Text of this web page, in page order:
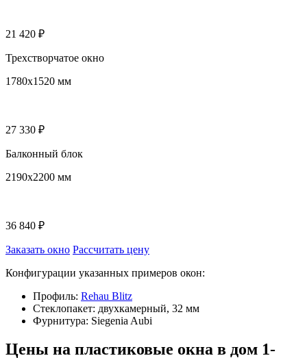
21 420 ₽
Трехстворчатое окно
1780х1520 мм
27 330 ₽
Балконный блок
2190x2200 мм
36 840 ₽
Заказать окно Рассчитать цену
Конфигурации указанных примеров окон:
Профиль: Rehau Blitz
Стеклопакет: двухкамерный, 32 мм
Фурнитура: Siegenia Aubi
Цены на пластиковые окна в дом 1-